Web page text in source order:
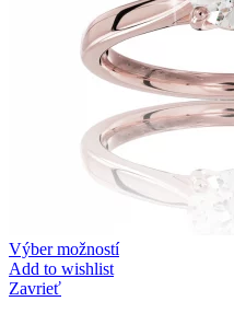
Výber možností
Add to wishlist
Zavrieť